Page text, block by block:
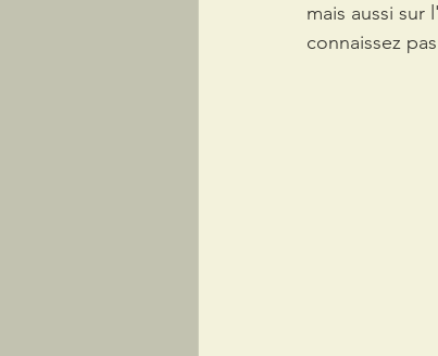
mais aussi
connaissez